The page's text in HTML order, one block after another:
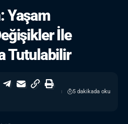
Yaşam
İle
Tutulabilir
5 dakikada oku